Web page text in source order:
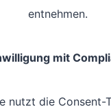
entnehmen.
mit
nutzt die Consent-